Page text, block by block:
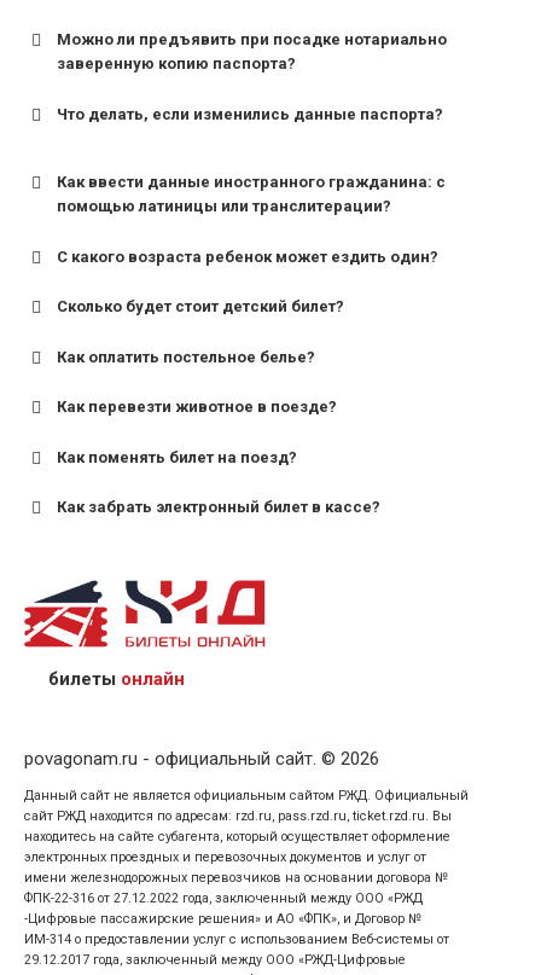
Можно ли предъявить при посадке нотариально
заверенную копию паспорта?
Что делать, если изменились данные паспорта?
Как ввести данные иностранного гражданина: с
помощью латиницы или транслитерации?
С какого возраста ребенок может ездить один?
для поездов дальнего следования — от 10 лет и
для пригородных поездов — от 7 лет.
Сколько будет стоит детский билет?
Как оплатить постельное белье?
Как перевезти животное в поезде?
Как поменять билет на поезд?
Как забрать электронный билет в кассе?
назвав кассиру 14-значный номер заказа;
предъявив удостоверение личности пассажира, на
кого оформлен билет.
билеты онлайн
povagonam.ru - официальный сайт. © 2026
Данный сайт не является официальным сайтом РЖД. Официальный
сайт РЖД находится по адресам: rzd.ru, pass.rzd.ru, ticket.rzd.ru. Вы
находитесь на сайте субагента, который осуществляет оформление
электронных проездных и перевозочных документов и услуг от
имени железнодорожных перевозчиков на основании договора №
ФПК-22-316 от 27.12.2022 года, заключенный между ООО «РЖД
-Цифровые пассажирские решения» и АО «ФПК», и Договор №
ИМ-314 о предоставлении услуг с использованием Веб-системы от
29.12.2017 года, заключенный между ООО «РЖД-Цифровые